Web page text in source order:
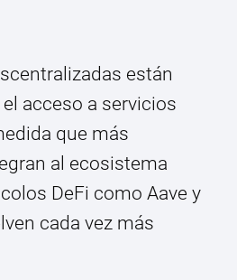
están
acceso a servicios
que más
al ecosistema
DeFi como Aave y
cada vez más